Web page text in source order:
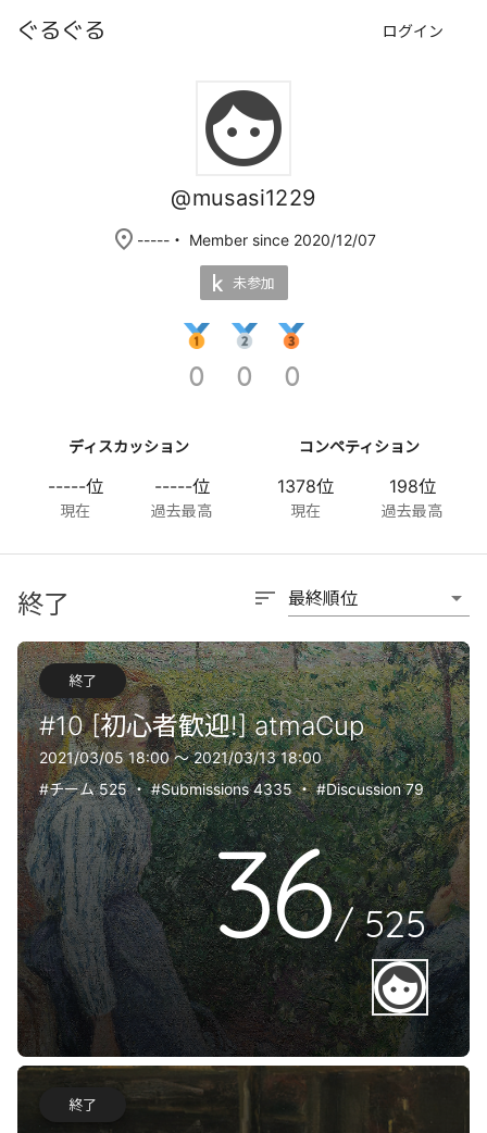
ぐるぐる ログイン
face
@musasi1229
place ----- ・ Member since 2020/12/07
未参加
0 0 0
ディスカッション
-----位
現在
-----位
過去最高
コンペティション
1378位
現在
198位
過去最高
終了 sort 最終順位 arrow_drop_down
終了
#10 [初心者歓迎!] atmaCup
2021/03/05 18:00 〜 2021/03/13 18:00
#チーム 525・#Submissions 4335・#Discussion 79
36/525
face
終了